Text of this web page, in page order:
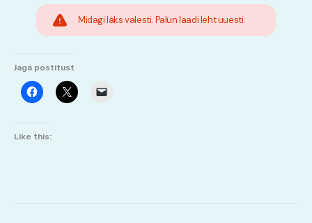
Midagi läks valesti. Palun laadi leht uuesti.
Jaga postitust
Like this: